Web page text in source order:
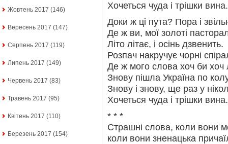
Жовтень 2017 (146)
Вересень 2017 (147)
Серпень 2017 (119)
Липень 2017 (149)
Червень 2017 (83)
Травень 2017 (95)
Квітень 2017 (110)
Березень 2017 (154)
Хочеться чуда і трішки вина.
Доки ж ці пута? Пора і
Де ж ви, мої золоті
Літо літає, і осінь дзвенить.
Розпач накручує чорні
Де ж мого слова хоч би хоч
Знову пішла Україна по
Знову і знову, ще раз у
Хочеться чуда і трішки вина.
* * *
Страшні слова, коли вони
коли вони зненацька